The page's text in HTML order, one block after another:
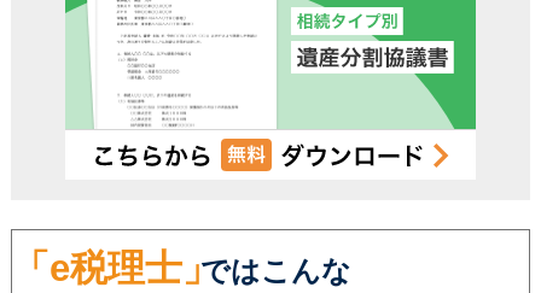
「e税理士」ではこんな